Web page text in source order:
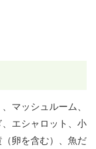
マッシュルーム、
エシャロット、小
卵を含む）、魚だ